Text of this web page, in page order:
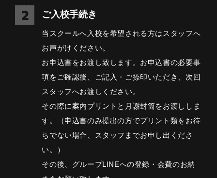
ご入校手続き
当スクールへ入校を希望される方はスタッフへ
お声がけください。
お申込書をお渡し致します。お申込書の必要事
項をご確認後、ご記入・ご捺印いただき、次回
スタッフへお渡しください。
その際に案内プリントと月謝封筒をお渡ししま
す。（申込書のみ提出の方でプリント類をお待
ちでない場合、スタッフまでお申し出くださ
い。）
その後、グループLINEへの登録・会費のお納